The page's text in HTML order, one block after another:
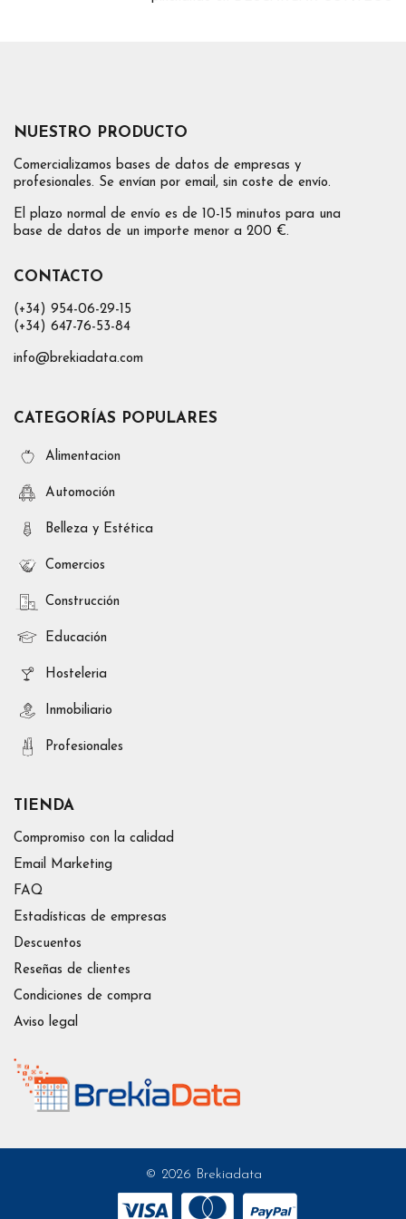
NUESTRO PRODUCTO
Comercializamos bases de datos de empresas y
profesionales. Se envían por email, sin coste de envío.
El plazo normal de envío es de 10-15 minutos para una
base de datos de un importe menor a 200 €.
CONTACTO
(+34) 954-06-29-15
(+34) 647-76-53-84
info@brekiadata.com
CATEGORÍAS POPULARES
Alimentacion
Automoción
Belleza y Estética
Comercios
Construcción
Educación
Hosteleria
Inmobiliario
Profesionales
TIENDA
Compromiso con la calidad
Email Marketing
FAQ
Estadísticas de empresas
Descuentos
Reseñas de clientes
Condiciones de compra
Aviso legal
© 2026 Brekiadata